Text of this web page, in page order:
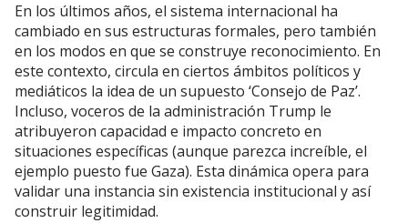
En los últimos años, el sistema internacional ha
cambiado en sus estructuras formales, pero también
en los modos en que se construye reconocimiento. En
este contexto, circula en ciertos ámbitos políticos y
mediáticos la idea de un supuesto ‘Consejo de Paz’.
Incluso, voceros de la administración Trump le
atribuyeron capacidad e impacto concreto en
situaciones específicas (aunque parezca increíble, el
ejemplo puesto fue Gaza). Esta dinámica opera para
validar una instancia sin existencia institucional y así
construir legitimidad.